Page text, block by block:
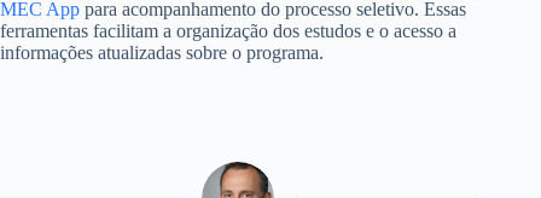
MEC App para acompanhamento do processo seletivo. Essas
ferramentas facilitam a organização dos estudos e o acesso a
informações atualizadas sobre o programa.